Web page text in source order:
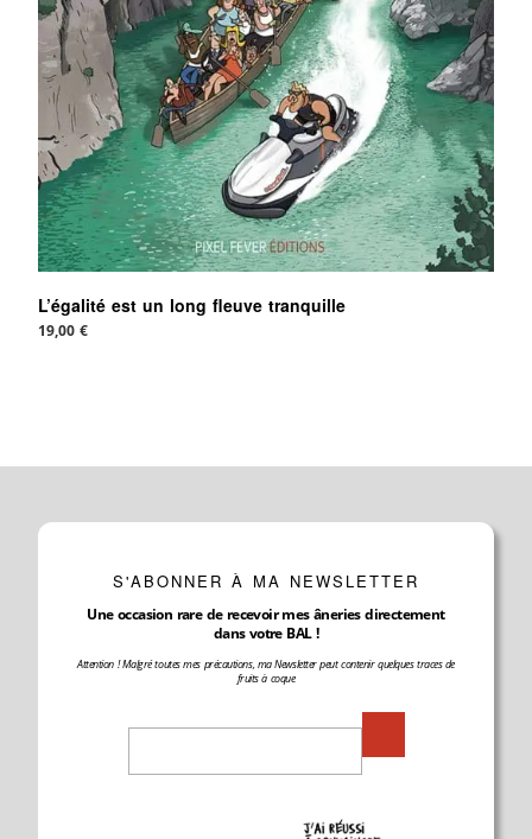
L’égalité est un long fleuve tranquille
19,00 €
S'ABONNER À MA NEWSLETTER
Une occasion rare de recevoir mes âneries directement
dans votre BAL !
Attention ! Malgré toutes mes précautions, ma Newsletter peut contenir quelques traces de
fruits à coque